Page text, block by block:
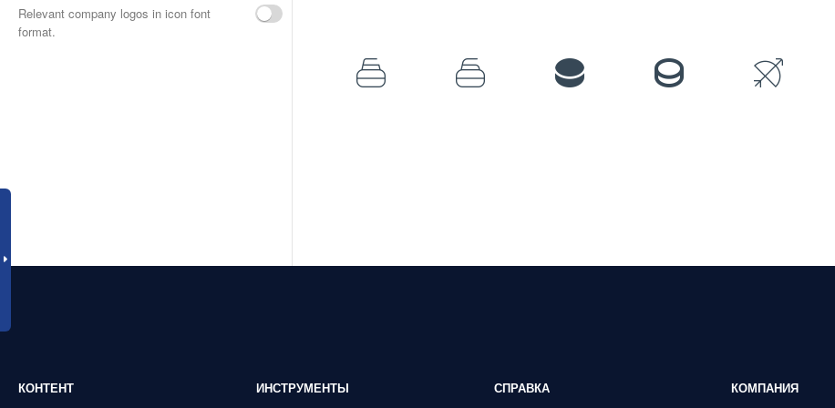
Relevant company logos in icon font
format.
КОНТЕНТ ИНСТРУМЕНТЫ СПРАВКА КОМПАНИЯ